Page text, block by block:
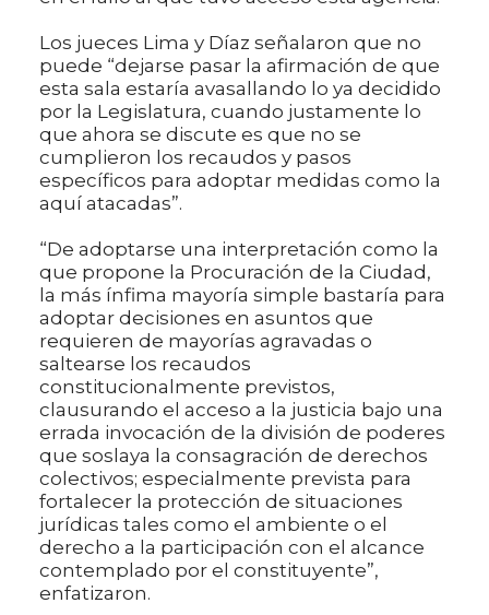
Los jueces Lima y Díaz señalaron que no
puede “dejarse pasar la afirmación de que
esta sala estaría avasallando lo ya decidido
por la Legislatura, cuando justamente lo
que ahora se discute es que no se
cumplieron los recaudos y pasos
específicos para adoptar medidas como la
aquí atacadas”.
“De adoptarse una interpretación como la
que propone la Procuración de la Ciudad,
la más ínfima mayoría simple bastaría para
adoptar decisiones en asuntos que
requieren de mayorías agravadas o
saltearse los recaudos
constitucionalmente previstos,
clausurando el acceso a la justicia bajo una
errada invocación de la división de poderes
que soslaya la consagración de derechos
colectivos; especialmente prevista para
fortalecer la protección de situaciones
jurídicas tales como el ambiente o el
derecho a la participación con el alcance
contemplado por el constituyente”,
enfatizaron.